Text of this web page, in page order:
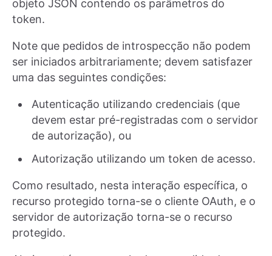
objeto JSON contendo os parâmetros do
token.
Note que pedidos de introspecção não podem
ser iniciados arbitrariamente; devem satisfazer
uma das seguintes condições:
Autenticação utilizando credenciais (que
devem estar pré-registradas com o servidor
de autorização), ou
Autorização utilizando um token de acesso.
Como resultado, nesta interação específica, o
recurso protegido torna-se o cliente OAuth, e o
servidor de autorização torna-se o recurso
protegido.